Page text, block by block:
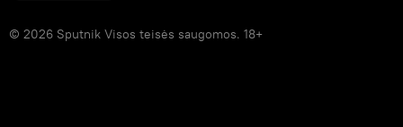
© 2026 Sputnik Visos teisės saugomos. 18+